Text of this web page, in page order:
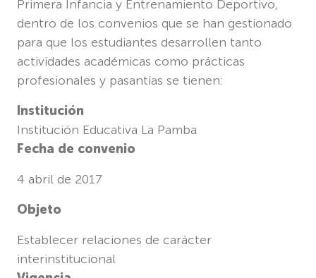
Primera Infancia y Entrenamiento Deportivo,
dentro de los convenios que se han gestionado
para que los estudiantes desarrollen tanto
actividades académicas como prácticas
profesionales y pasantías se tienen:
Institución
Institución Educativa La Pamba
Fecha de convenio
4 abril de 2017
Objeto
Establecer relaciones de carácter
interinstitucional